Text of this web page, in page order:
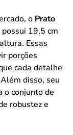
o Prato
possui 19,5 cm
Essas
porções
cada detalhe
disso, seu
o conjunto de
robustez e